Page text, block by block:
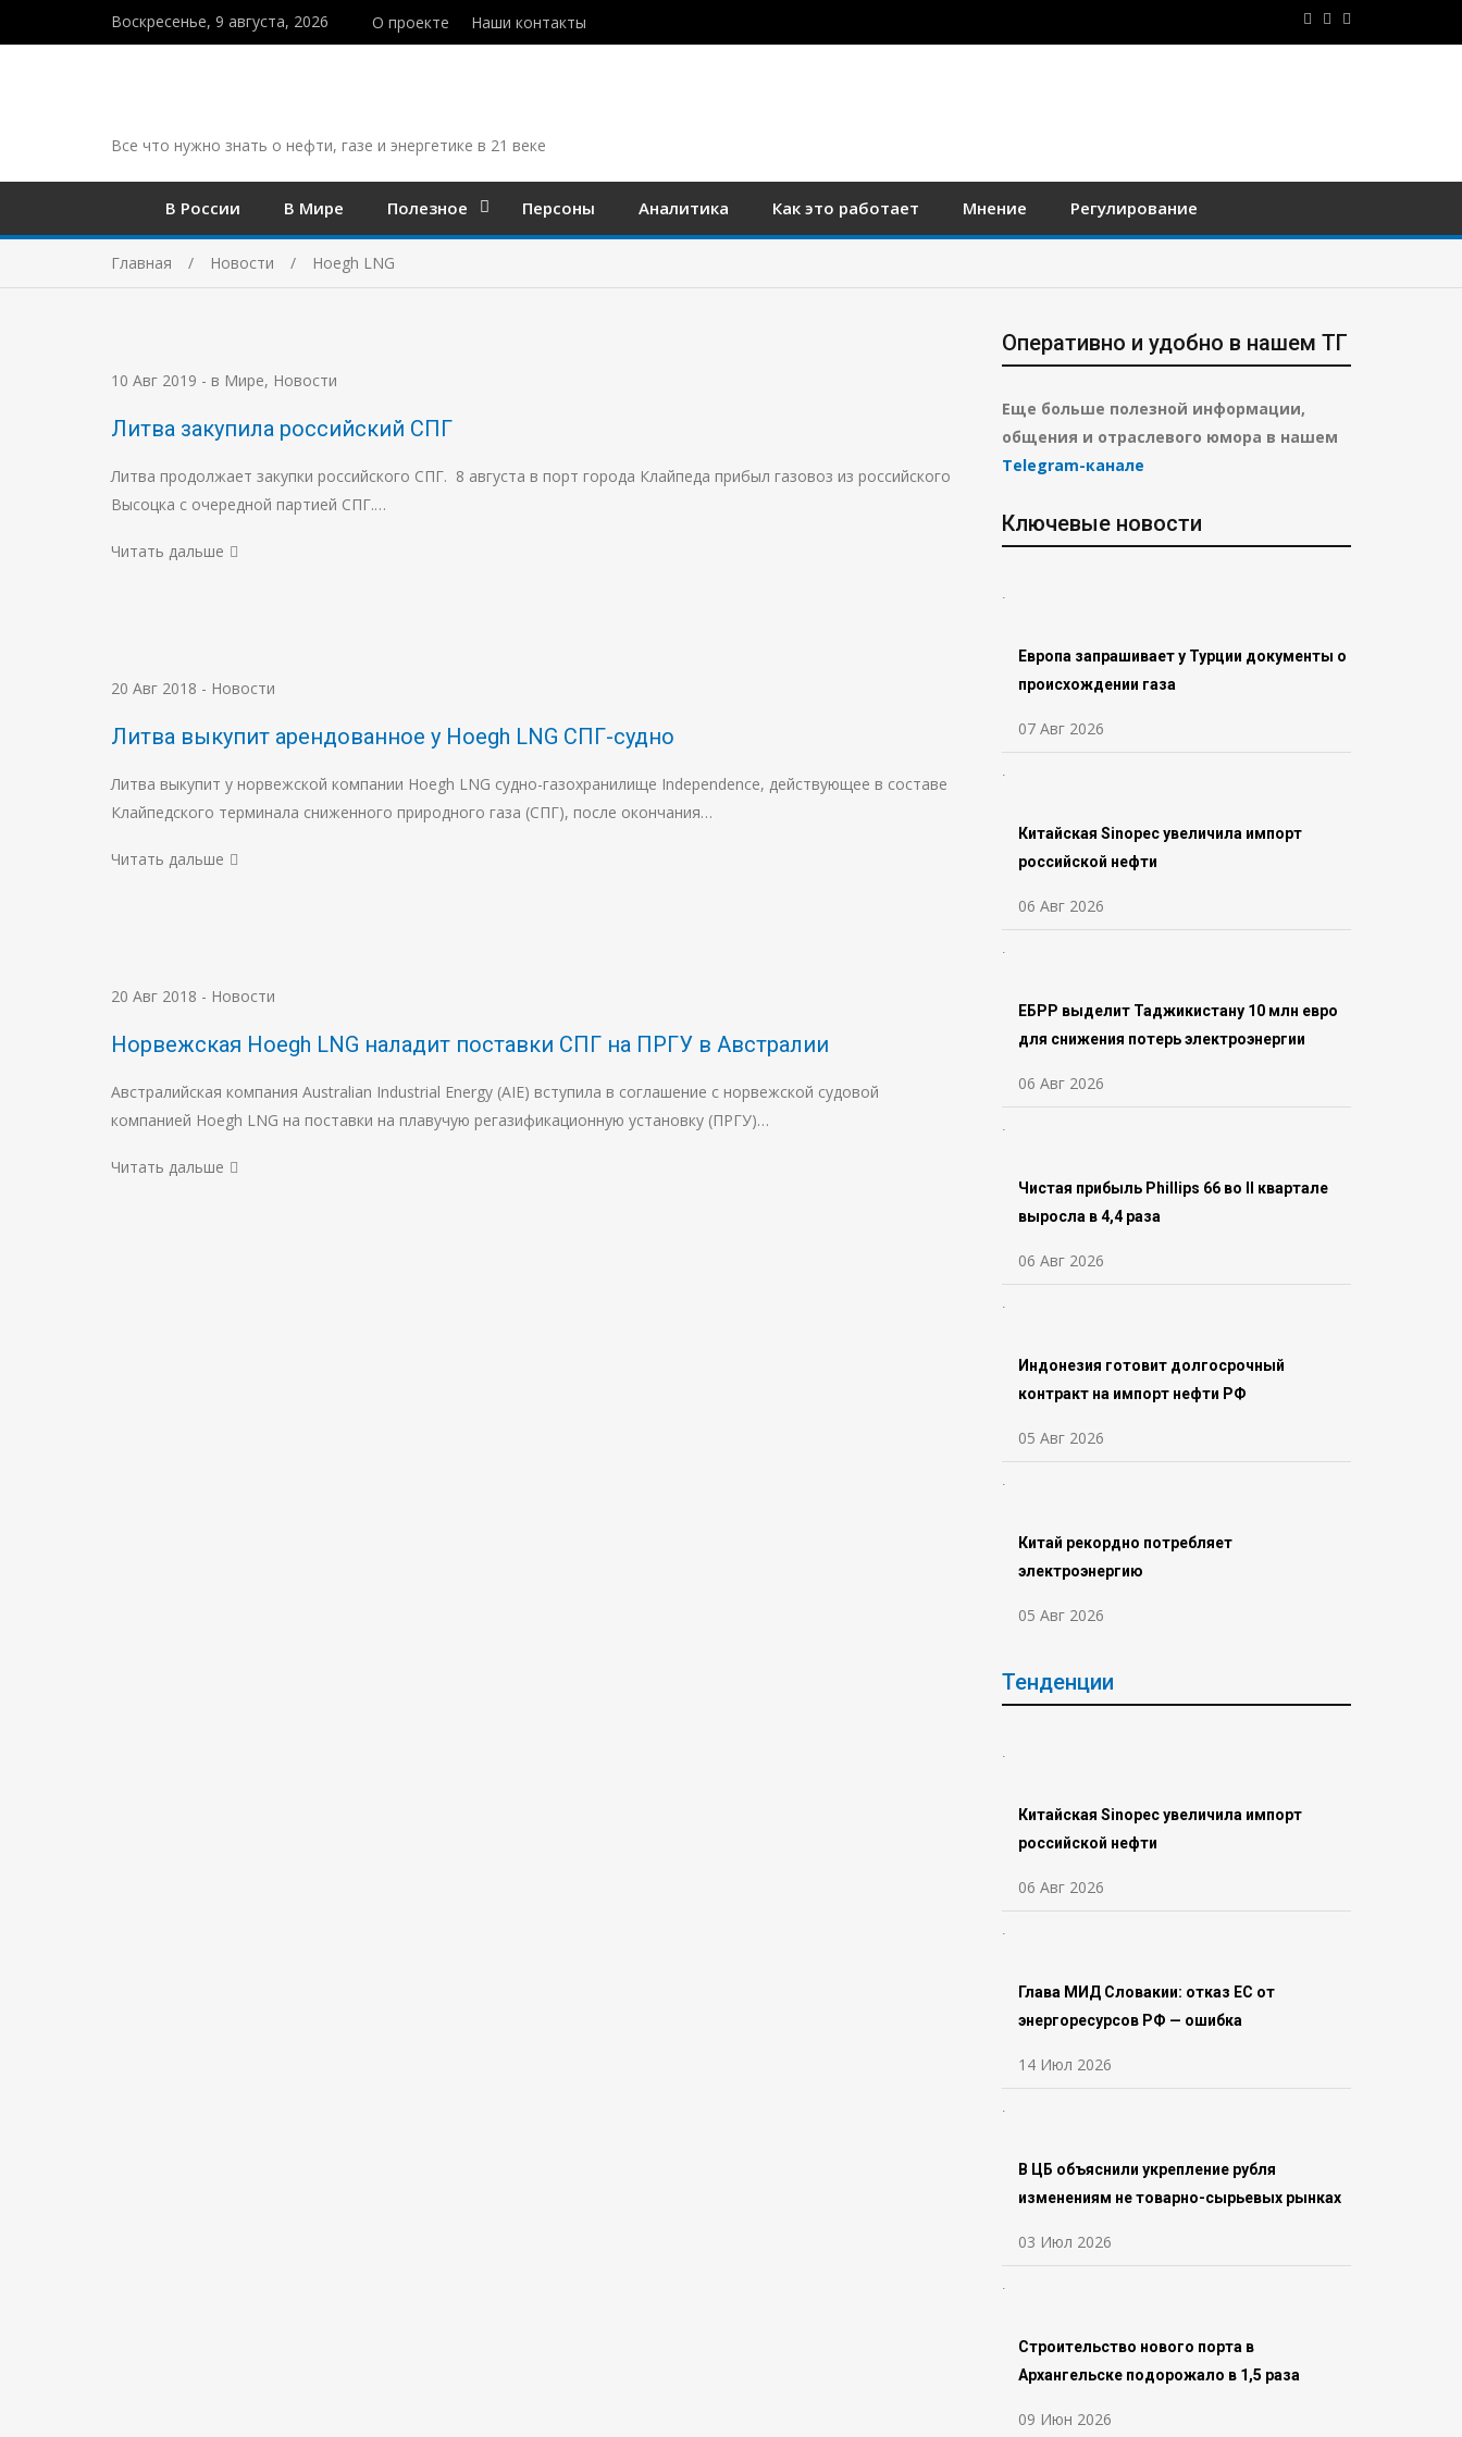
Воскресенье, 9 августа, 2026 О проекте Наши контакты
Все что нужно знать о нефти, газе и энергетике в 21 веке
В России В Мире Полезное Персоны Аналитика Как это работает Мнение Регулирование
Главная Новости Hoegh LNG
10 Авг 2019 - в Мире, Новости
Литва закупила российский СПГ
Литва продолжает закупки российского СПГ. 8 августа в порт города Клайпеда прибыл газовоз из российского
Высоцка с очередной партией СПГ.…
Читать дальше
20 Авг 2018 - Новости
Литва выкупит арендованное у Hoegh LNG СПГ-судно
Литва выкупит у норвежской компании Hoegh LNG судно-газохранилище Independence, действующее в составе
Клайпедского терминала сниженного природного газа (СПГ), после окончания…
Читать дальше
20 Авг 2018 - Новости
Норвежская Hoegh LNG наладит поставки СПГ на ПРГУ в Австралии
Австралийская компания Australian Industrial Energy (AIE) вступила в соглашение с норвежской судовой
компанией Hoegh LNG на поставки на плавучую регазификационную установку (ПРГУ)…
Читать дальше
Оперативно и удобно в нашем ТГ
Еще больше полезной информации,
общения и отраслевого юмора в нашем
Telegram-канале
Ключевые новости
Европа запрашивает у Турции документы о
происхождении газа
07 Авг 2026
Китайская Sinopec увеличила импорт
российской нефти
06 Авг 2026
ЕБРР выделит Таджикистану 10 млн евро
для снижения потерь электроэнергии
06 Авг 2026
Чистая прибыль Phillips 66 во ll квартале
выросла в 4,4 раза
06 Авг 2026
Индонезия готовит долгосрочный
контракт на импорт нефти РФ
05 Авг 2026
Китай рекордно потребляет
электроэнергию
05 Авг 2026
Тенденции
Китайская Sinopec увеличила импорт
российской нефти
06 Авг 2026
Глава МИД Словакии: отказ ЕС от
энергоресурсов РФ — ошибка
14 Июл 2026
В ЦБ объяснили укрепление рубля
изменениям не товарно-сырьевых рынках
03 Июл 2026
Строительство нового порта в
Архангельске подорожало в 1,5 раза
09 Июн 2026